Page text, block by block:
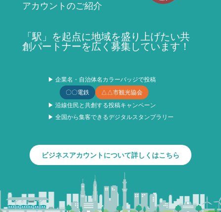
アカウントのご紹介
「駅」を起点に地域を盛り上げたい共
創パートナーを広く募集しています！
▶ 企業名・自治体名カラーバッジで投稿
〇〇電鉄
△△市観光協会
▶ 沿線住民と共創する投稿キャンペーン
▶ 全国から集客できるデジタルスタンプラリー
ビジネスアカウントについて詳しくはこちら